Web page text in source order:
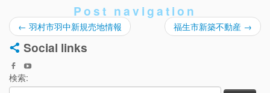
Post navigation
← 羽村市羽中新規売地情報 福生市新築不動産 →
Social links
検索: